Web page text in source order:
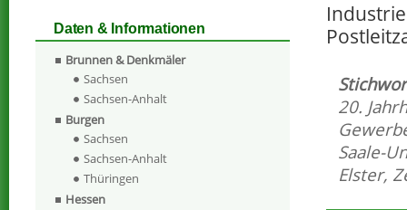
20.
Saale-
Elster,
Daten & Informationen
Brunnen & Denkmäler
Sachsen
Sachsen-Anhalt
Burgen
Sachsen
Sachsen-Anhalt
Thüringen
Hessen